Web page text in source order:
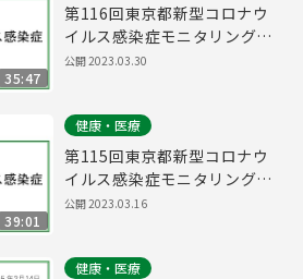
35:47
第116回東京都新型コロナウ
イルス感染症モニタリング会
議(令和5年3月30日13時00分
公開2023.03.30
39:01
健康・医療
第115回東京都新型コロナウ
イルス感染症モニタリング会
議(令和5年3月16日14時45分
公開2023.03.16
健康・医療